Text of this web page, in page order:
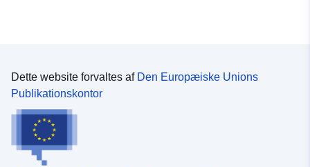
Dette website forvaltes af Den Europæiske Unions
Publikationskontor